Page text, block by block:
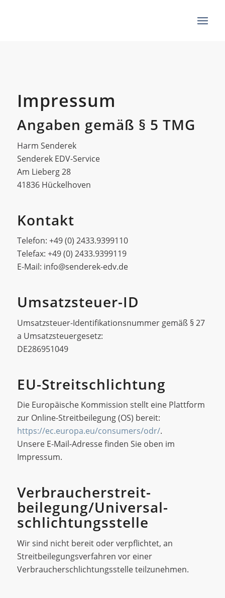
Impressum
Angaben gemäß § 5 TMG
Harm Senderek
Senderek EDV-Service
Am Lieberg 28
41836 Hückelhoven
Kontakt
Telefon: +49 (0) 2433.9399110
Telefax: +49 (0) 2433.9399119
E-Mail: info@senderek-edv.de
Umsatzsteuer-ID
Umsatzsteuer-Identifikationsnummer gemäß § 27
a Umsatzsteuergesetz:
DE286951049
EU-Streitschlichtung
Die Europäische Kommission stellt eine Plattform
zur Online-Streitbeilegung (OS) bereit:
https://ec.europa.eu/consumers/odr/.
Unsere E-Mail-Adresse finden Sie oben im
Impressum.
Verbraucher­streit­
beilegung/Universal­
schlichtungs­stelle
Wir sind nicht bereit oder verpflichtet, an
Streitbeilegungsverfahren vor einer
Verbraucherschlichtungsstelle teilzunehmen.